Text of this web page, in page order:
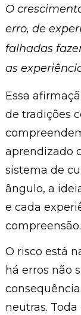
O
erro, de
falhadas
as
Essa
de tradições
aprendizado
sistema de
ângulo, a
e cada
compreensão.
O risco está
há erros não
neutras.